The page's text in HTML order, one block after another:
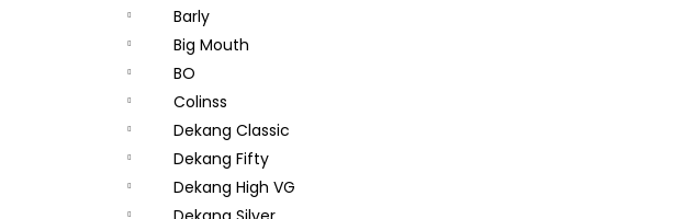
Barly
Big Mouth
BO
Colinss
Dekang Classic
Dekang Fifty
Dekang High VG
JOYETECH BF SS316 ATOMIZER 0,6OHM
57 Kč